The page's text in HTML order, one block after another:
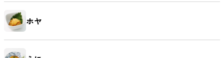
ホヤ